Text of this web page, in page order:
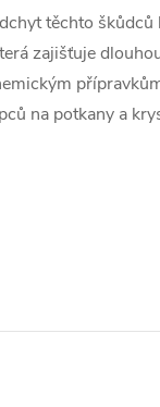
těchto škůdců
zajišťuje
na potkany a